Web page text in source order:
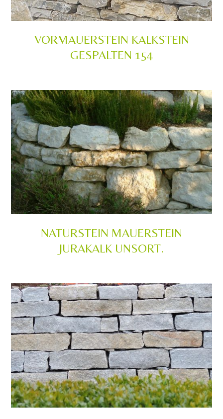
VORMAUERSTEIN KALKSTEIN
GESPALTEN 154
NATURSTEIN MAUERSTEIN
JURAKALK UNSORT.